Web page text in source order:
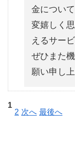
金につい
変嬉しく
えるサー
ぜひまた
願い申し上
1
2 次へ 最後へ